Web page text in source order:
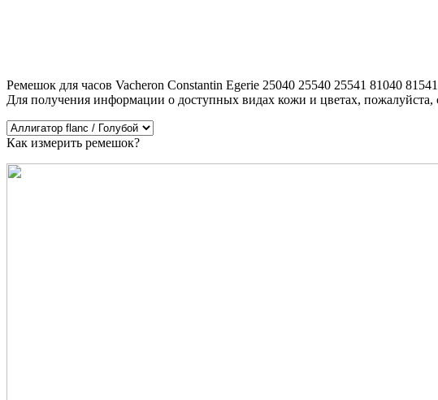
Ремешок для часов Vacheron Constantin Egerie 25040 25540 25541 81040
Для получения информации о доступных видах кожи и цветах,
Как измерить ремешок?